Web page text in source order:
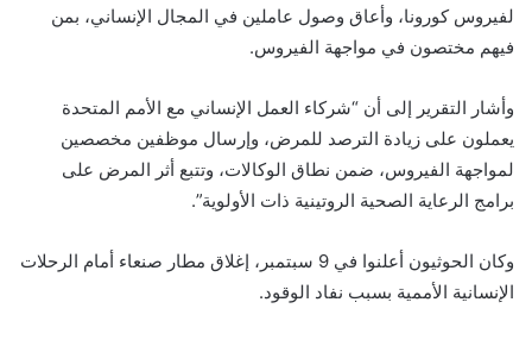
لفیروس كورونا، وأعاق وصول عاملین في المجال الإنساني، بمن
فیھم مختصون في مواجھة الفیروس.
وأشار التقریر إلى أن “شركاء العمل الإنساني مع الأمم المتحدة
یعملون على زیادة الترصد للمرض، وإرسال موظفین مخصصین
لمواجھة الفیروس، ضمن نطاق الوكالات، وتتبع أثر المرض على
برامج الرعایة الصحیة الروتینیة ذات الأولویة”.
وكان الحوثيون أعلنوا في 9 سبتمبر، إغلاق مطار صنعاء أمام الرحلات
الإنسانیة الأممیة بسبب نفاد الوقود.